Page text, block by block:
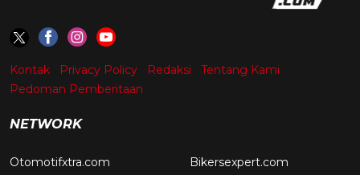
Kontak Privacy Policy Redaksi
Tentang Kami
Pedoman Pemberitaan
NETWORK
Otomotifxtra.com Bikersexpert.com